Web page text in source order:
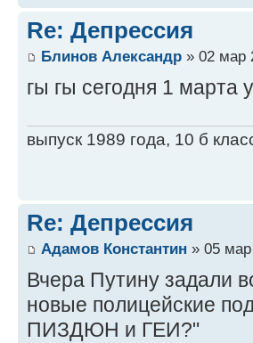
Re: Депрессия
Блинов Александр » 02 мар
гы гы сегодня 1 марта
выпуск 1989 года, 10 б
Re: Депрессия
Адамов Константин » 05
Вчера Путину задали
новые полицейские
ПИЗДЮН и ГЕИ?"